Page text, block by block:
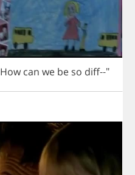
How can we be so diff--"